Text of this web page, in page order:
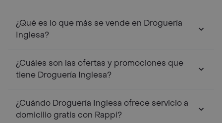
¿Qué es lo que más se vende en Droguería
Inglesa?
¿Cuáles son las ofertas y promociones que
tiene Droguería Inglesa?
¿Cuándo Droguería Inglesa ofrece servicio a
domicilio gratis con Rappi?